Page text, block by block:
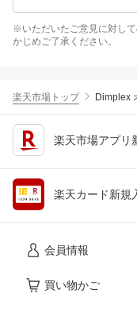
※いただいたご意見に対し
かじめご了承ください。
楽天市場トップ Dimplex
楽天市場アプリ
楽天カード新規
会員情報
買い物かご